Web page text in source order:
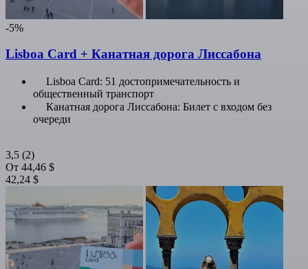
-5%
Lisboa Card + Канатная дорога Лиссабона
Lisboa Card: 51 достопримечательность и
общественный транспорт
Канатная дорога Лиссабона: Билет с входом без
очереди
3,5 (2)
От 44,46 $
42,24 $